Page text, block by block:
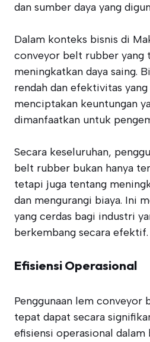
dan sumber daya yang
Dalam konteks bisnis di
conveyor belt rubber yang
meningkatkan daya saing.
rendah dan efektivitas
menciptakan keuntungan
dimanfaatkan untuk
Secara keseluruhan,
belt rubber bukan hanya
tetapi juga tentang
dan mengurangi biaya. Ini
yang cerdas bagi industri
berkembang secara efektif.
Efisiensi Operasional
Penggunaan lem conveyor
tepat dapat secara
efisiensi operasional